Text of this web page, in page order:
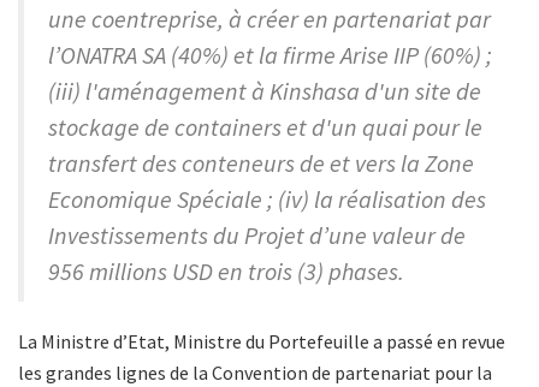
une coentreprise, à créer en partenariat par
l’ONATRA SA (40%) et la firme Arise IIP (60%) ;
(iii) l'aménagement à Kinshasa d'un site de
stockage de containers et d'un quai pour le
transfert des conteneurs de et vers la Zone
Economique Spéciale ; (iv) la réalisation des
Investissements du Projet d’une valeur de
956 millions USD en trois (3) phases.
La Ministre d’Etat, Ministre du Portefeuille a passé en revue
les grandes lignes de la Convention de partenariat pour la